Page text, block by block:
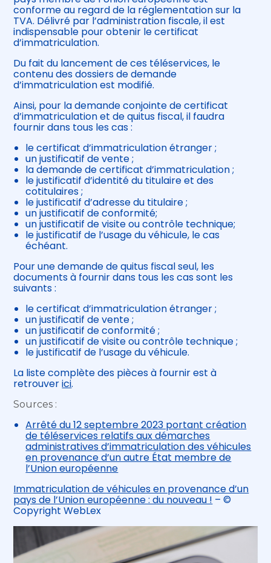
conforme au regard de la réglementation sur la
TVA. Délivré par l’administration fiscale, il est
indispensable pour obtenir le certificat
d’immatriculation.
Du fait du lancement de ces téléservices, le
contenu des dossiers de demande
d’immatriculation est modifié.
Ainsi, pour la demande conjointe de certificat
d’immatriculation et de quitus fiscal, il faudra
fournir dans tous les cas :
le certificat d’immatriculation étranger ;
un justificatif de vente ;
la demande de certificat d’immatriculation ;
le justificatif d’identité du titulaire et des
cotitulaires ;
le justificatif d’adresse du titulaire ;
un justificatif de conformité;
un justificatif de visite ou contrôle technique;
le justificatif de l’usage du véhicule, le cas
échéant.
Pour une demande de quitus fiscal seul, les
documents à fournir dans tous les cas sont les
suivants :
le certificat d’immatriculation étranger ;
un justificatif de vente ;
un justificatif de conformité ;
un justificatif de visite ou contrôle technique ;
le justificatif de l’usage du véhicule.
La liste complète des pièces à fournir est à
retrouverici.
Sources :
Arrêté du 12 septembre 2023 portant création
de téléservices relatifs aux démarches
administratives d’immatriculation des véhicules
en provenance d’un autre État membre de
l’Union européenne
Immatriculation de véhicules en provenance d’un
pays de l’Union européenne : du nouveau ! – ©
Copyright WebLex